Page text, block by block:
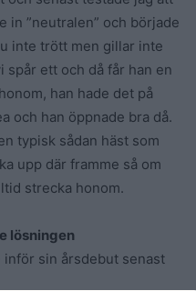
in ”neutralen” och började
inte trött men gillar inte
spår ett och då får han en
han hade det på
och han öppnade bra då.
typisk sådan häst som
upp där framme så om
strecka honom.
lösningen
inför sin årsdebut senast